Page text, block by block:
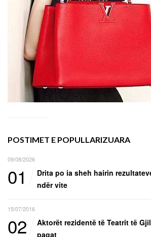
POSTIMET E POPULLARIZUARA
09/08/2026
01
Drita po ia sheh hairin
ndër vite
15/07/2016
02
Aktorët rezidentë të Teatrit të
pagat